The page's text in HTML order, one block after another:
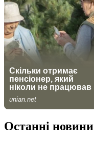
Останні новини